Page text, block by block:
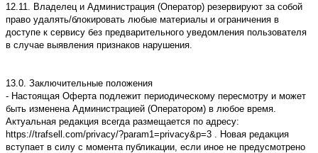
12.11. Владелец и Администрация (Оператор) резервируют за собой
право удалять/блокировать любые материалы и ограничения в
доступе к сервису без предварительного уведомления пользователя
в случае выявления признаков нарушения.
13.0. Заключительные положения
- Настоящая Оферта подлежит периодическому пересмотру и может
быть изменена Администрацией (Оператором) в любое время.
Актуальная редакция всегда размещается по адресу:
https://trafsell.com/privacy/?param1=privacy&p=3 . Новая редакция
вступает в силу с момента публикации, если иное не предусмотрено